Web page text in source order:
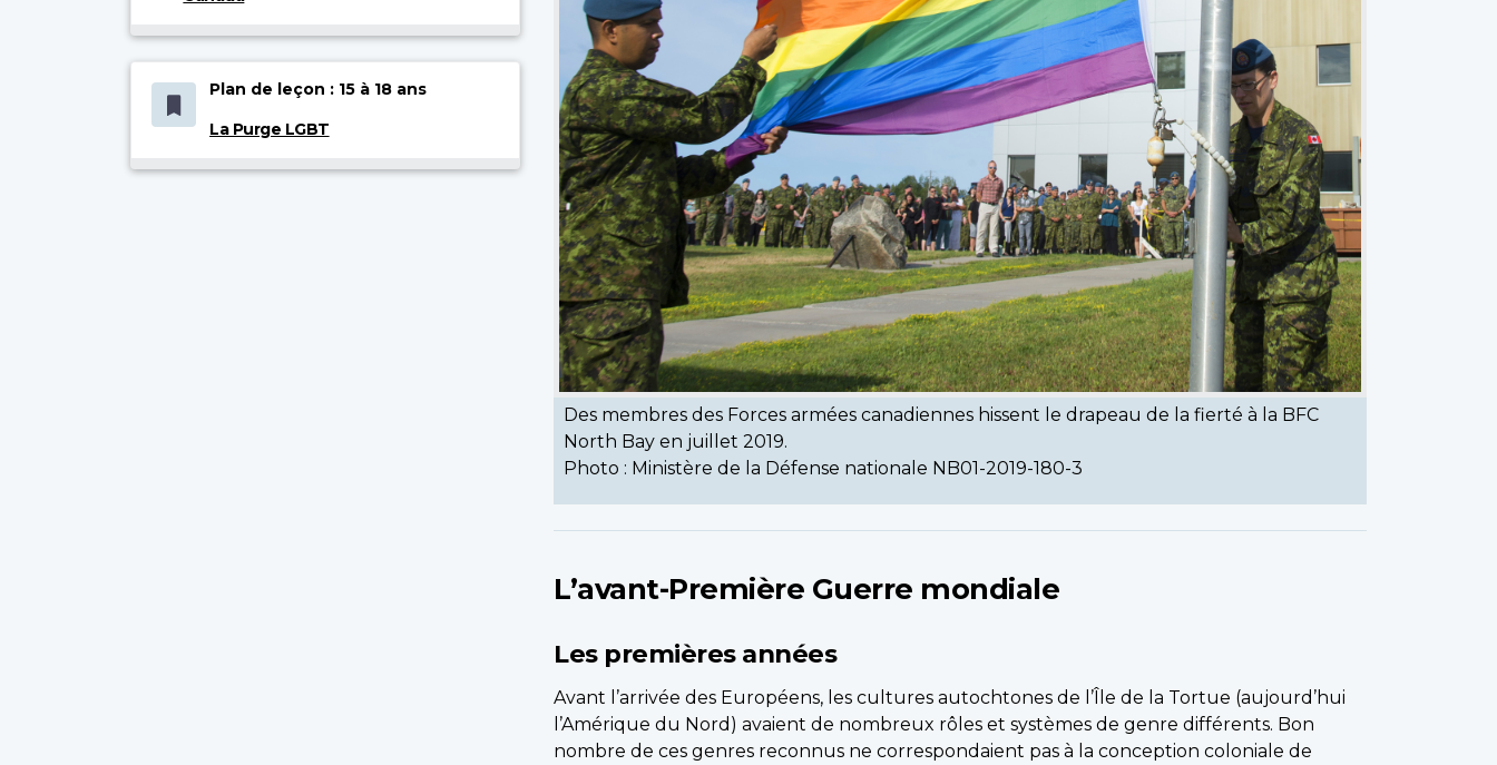
Plan de leçon : 15 à 18 ans
La Purge LGBT
Des membres des Forces armées canadiennes hissent le drapeau de la fierté à la BFC
North Bay en juillet 2019.
Photo : Ministère de la Défense nationale NB01-2019-180-3
L’avant-Première Guerre mondiale
Les premières années
Avant l’arrivée des Européens, les cultures autochtones de l’Île de la Tortue (aujourd’hui
l’Amérique du Nord) avaient de nombreux rôles et systèmes de genre différents. Bon
nombre de ces genres reconnus ne correspondaient pas à la conception coloniale de